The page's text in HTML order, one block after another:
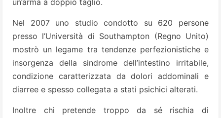
un’arma a doppio taglio.
Nel 2007 uno studio condotto su 620 persone
presso l’Università di Southampton (Regno Unito)
mostrò un legame tra tendenze perfezionistiche e
insorgenza della sindrome dell’intestino irritabile,
condizione caratterizzata da dolori addominali e
diarree e spesso collegata a stati psichici alterati.
Inoltre chi pretende troppo da sé rischia di